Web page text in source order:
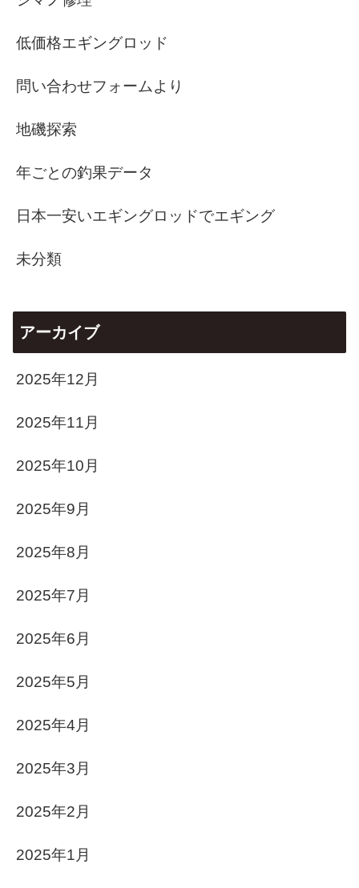
低価格エギングロッド
問い合わせフォームより
地磯探索
年ごとの釣果データ
日本一安いエギングロッドでエギング
未分類
アーカイブ
2025年12月
2025年11月
2025年10月
2025年9月
2025年8月
2025年7月
2025年6月
2025年5月
2025年4月
2025年3月
2025年2月
2025年1月